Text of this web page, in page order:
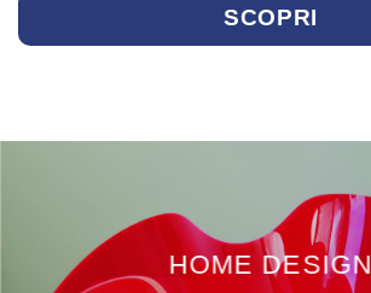
SCOPRI
HOME DESIGN